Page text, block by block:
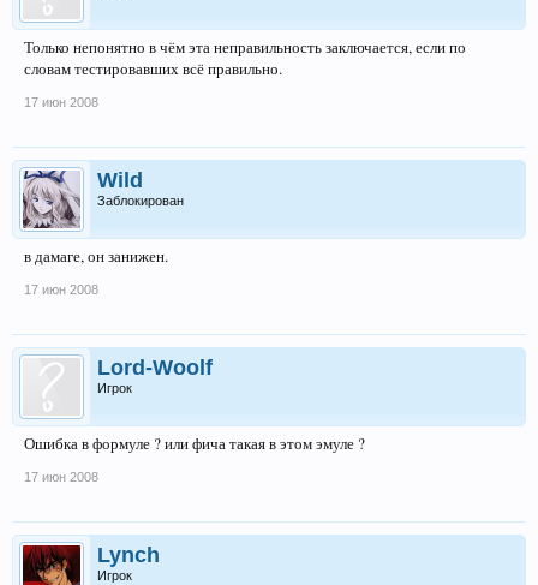
Только непонятно в чём эта неправильность заключается, если по
словам тестировавших всё правильно.
17 июн 2008
Wild
Заблокирован
в дамаге, он занижен.
17 июн 2008
Lord-Woolf
Игрок
Ошибка в формуле ? или фича такая в этом эмуле ?
17 июн 2008
Lynch
Игрок